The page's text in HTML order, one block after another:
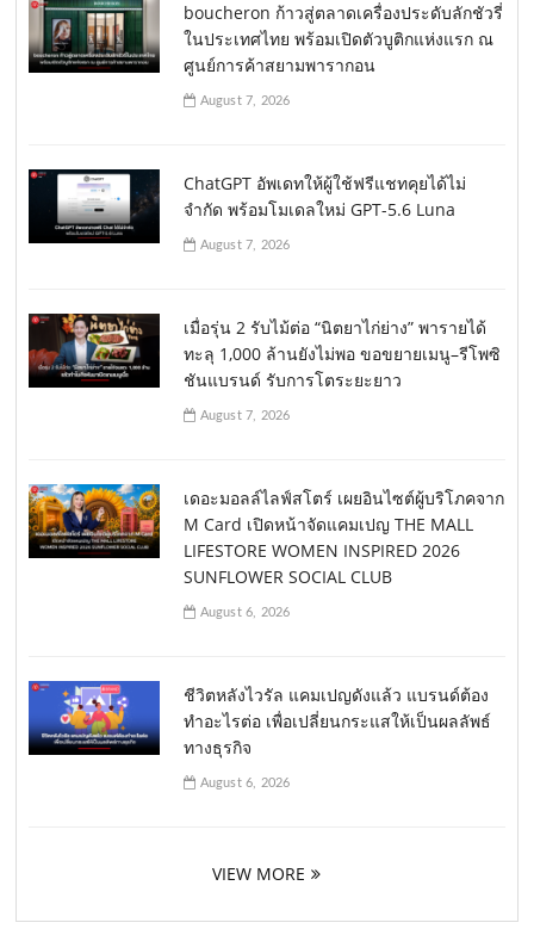
boucheron ก้าวสู่ตลาดเครื่องประดับลักชัวรี่
ในประเทศไทย พร้อมเปิดตัวบูติกแห่งแรก ณ
ศูนย์การค้าสยามพารากอน
August 7, 2026
ChatGPT อัพเดทให้ผู้ใช้ฟรีแชทคุยได้ไม่
จำกัด พร้อมโมเดลใหม่ GPT-5.6 Luna
August 7, 2026
เมื่อรุ่น 2 รับไม้ต่อ “นิตยาไก่ย่าง” พารายได้
ทะลุ 1,000 ล้านยังไม่พอ ขอขยายเมนู–รีโพซิ
ชันแบรนด์ รับการโตระยะยาว
August 7, 2026
เดอะมอลล์ไลฟ์สโตร์ เผยอินไซต์ผู้บริโภคจาก
M Card เปิดหน้าจัดแคมเปญ THE MALL
LIFESTORE WOMEN INSPIRED 2026
SUNFLOWER SOCIAL CLUB
August 6, 2026
ชีวิตหลังไวรัล แคมเปญดังแล้ว แบรนด์ต้อง
ทำอะไรต่อ เพื่อเปลี่ยนกระแสให้เป็นผลลัพธ์
ทางธุรกิจ
August 6, 2026
VIEW MORE